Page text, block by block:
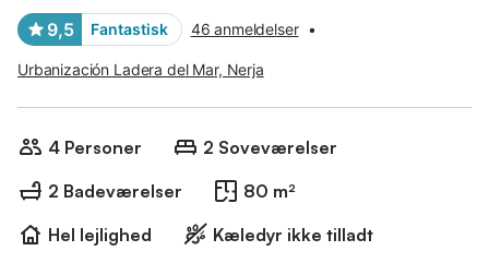
9,5 Fantastisk 46 anmeldelser •
Urbanización Ladera del Mar, Nerja
4 Personer
2 Soveværelser
2 Badeværelser
80 m²
Hel lejlighed
Kæledyr ikke tilladt